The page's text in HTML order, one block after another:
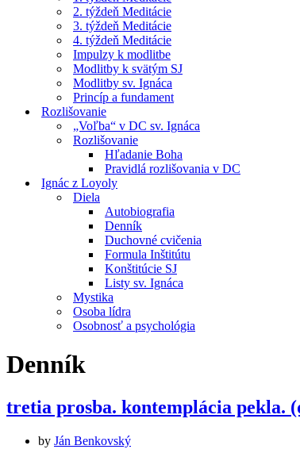
2. týždeň Meditácie
3. týždeň Meditácie
4. týždeň Meditácie
Impulzy k modlitbe
Modlitby k svätým SJ
Modlitby sv. Ignáca
Princíp a fundament
Rozlišovanie
„Voľba“ v DC sv. Ignáca
Rozlišovanie
Hľadanie Boha
Pravidlá rozlišovania v DC
Ignác z Loyoly
Diela
Autobiografia
Denník
Duchovné cvičenia
Formula Inštitútu
Konštitúcie SJ
Listy sv. Ignáca
Mystika
Osoba lídra
Osobnosť a psychológia
Denník
tretia prosba. kontemplácia pekla.
by Ján Benkovský